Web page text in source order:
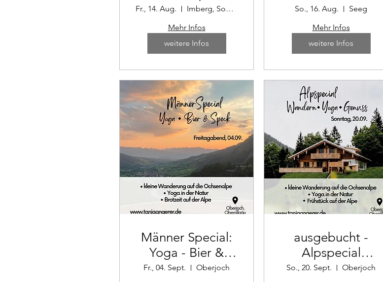
auf der
Straussberghütte
Fr., 14. Aug.
Imberg, Sonthofen
Mehr Infos
weitere Infos
August: Wandern
- Yoga - Genuss
So., 16. Aug.
Seeg
Mehr Infos
weitere Infos
Männer Special:
Yoga - Bier &
Speck
Fr., 04. Sept.
Oberjoch
ausgebucht -
Alpspecial
Ochsenalpe
So., 20. Sept.
Oberjoch